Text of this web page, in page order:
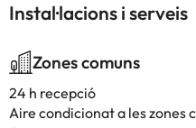
Instal·lacions i serveis
Zones comuns
24 h recepció
Aire condicionat a les zones